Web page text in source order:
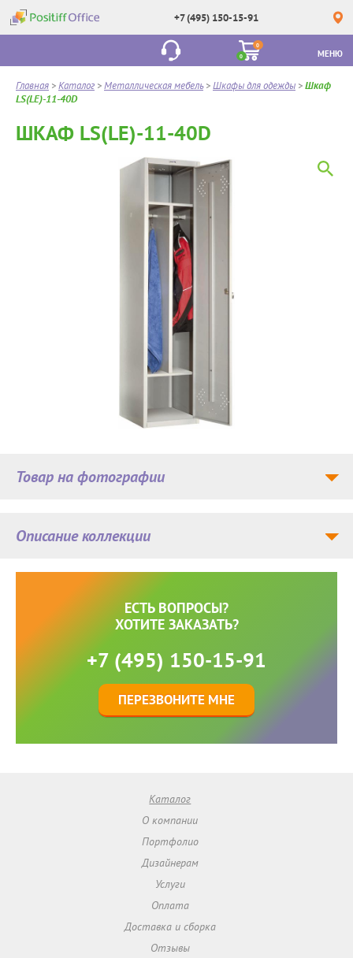
+7 (495) 150-15-91
0
0
МЕНЮ
Главная >Каталог >Металлическая мебель>Шкафы для одежды >Шкаф
LS(LE)-11-40D
ШКАФ LS(LE)-11-40D
Товар на фотографии
Описание коллекции
ЕСТЬ ВОПРОСЫ?
ХОТИТЕ ЗАКАЗАТЬ?
+7 (495) 150-15-91
ПЕРЕЗВОНИТЕ МНЕ
Каталог
О компании
Портфолио
Дизайнерам
Услуги
Оплата
Доставка и сборка
Отзывы